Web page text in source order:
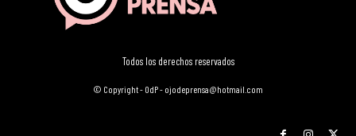
Todos los derechos reservados
© Copyright - OdP - ojodeprensa@hotmail.com